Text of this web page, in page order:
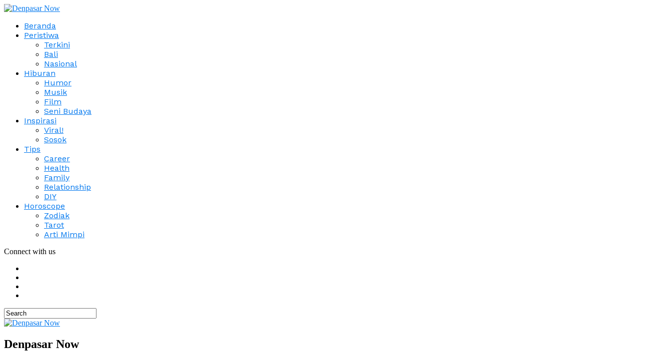
Beranda
Peristiwa
Terkini
Bali
Nasional
Hiburan
Humor
Musik
Film
Seni Budaya
Inspirasi
Viral!
Sosok
Tips
Career
Health
Family
Relationship
DIY
Horoscope
Zodiak
Tarot
Arti Mimpi
Connect with us
Denpasar Now